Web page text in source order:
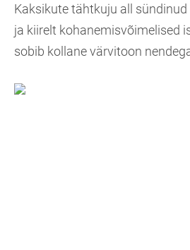
Kaksikute tähtkuju all
ja kiirelt kohanemisvõimelised
sobib kollane värvitoon